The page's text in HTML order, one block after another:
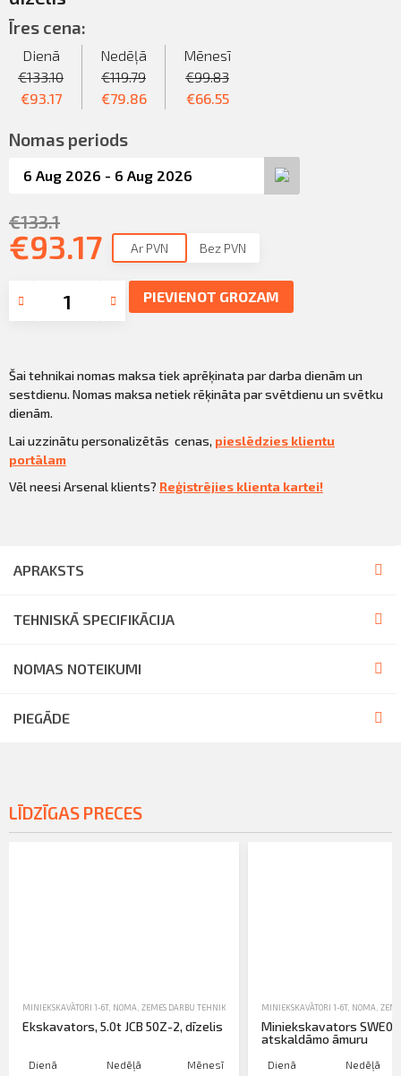
KĻŪT PAR KLIENTU
Iziet
Īres cena:
Dienā
€133.10
€93.17
Nedēļā
€119.79
€79.86
Mēnesī
€99.83
€66.55
Nomas periods
€133.1
€93.17 Ar PVN Bez PVN
PIEVIENOT GROZAM
Šai tehnikai nomas maksa tiek aprēķinata par darba dienām un
sestdienu. Nomas maksa netiek rēķināta par svētdienu un svētku
dienām.
Lai uzzinātu personalizētās cenas, pieslēdzies klientu
portālam
Vēl neesi Arsenal klients? Reģistrējies klienta kartei!
APRAKSTS
TEHNISKĀ SPECIFIKĀCIJA
NOMAS NOTEIKUMI
PIEGĀDE
LĪDZĪGAS PRECES
MINIEKSKAVĀTORI 1-6T, NOMA ZEMES DARBU TEHNIKA-EKSKAVATORI, IEKRĀVĒJI, TRAKTORI
Ekskavators, 5.0t JCB 50Z-2, dīzelis
Dienā
Nedēļā
Mēnesī
MINIEKSKAVĀTORI 1-6T, NOMA
Miniekskavators
atskaldāmo āmuru
Dienā
Nedēļā